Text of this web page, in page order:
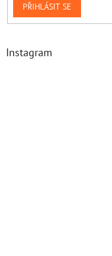
PŘIHLÁSIT SE
Instagram